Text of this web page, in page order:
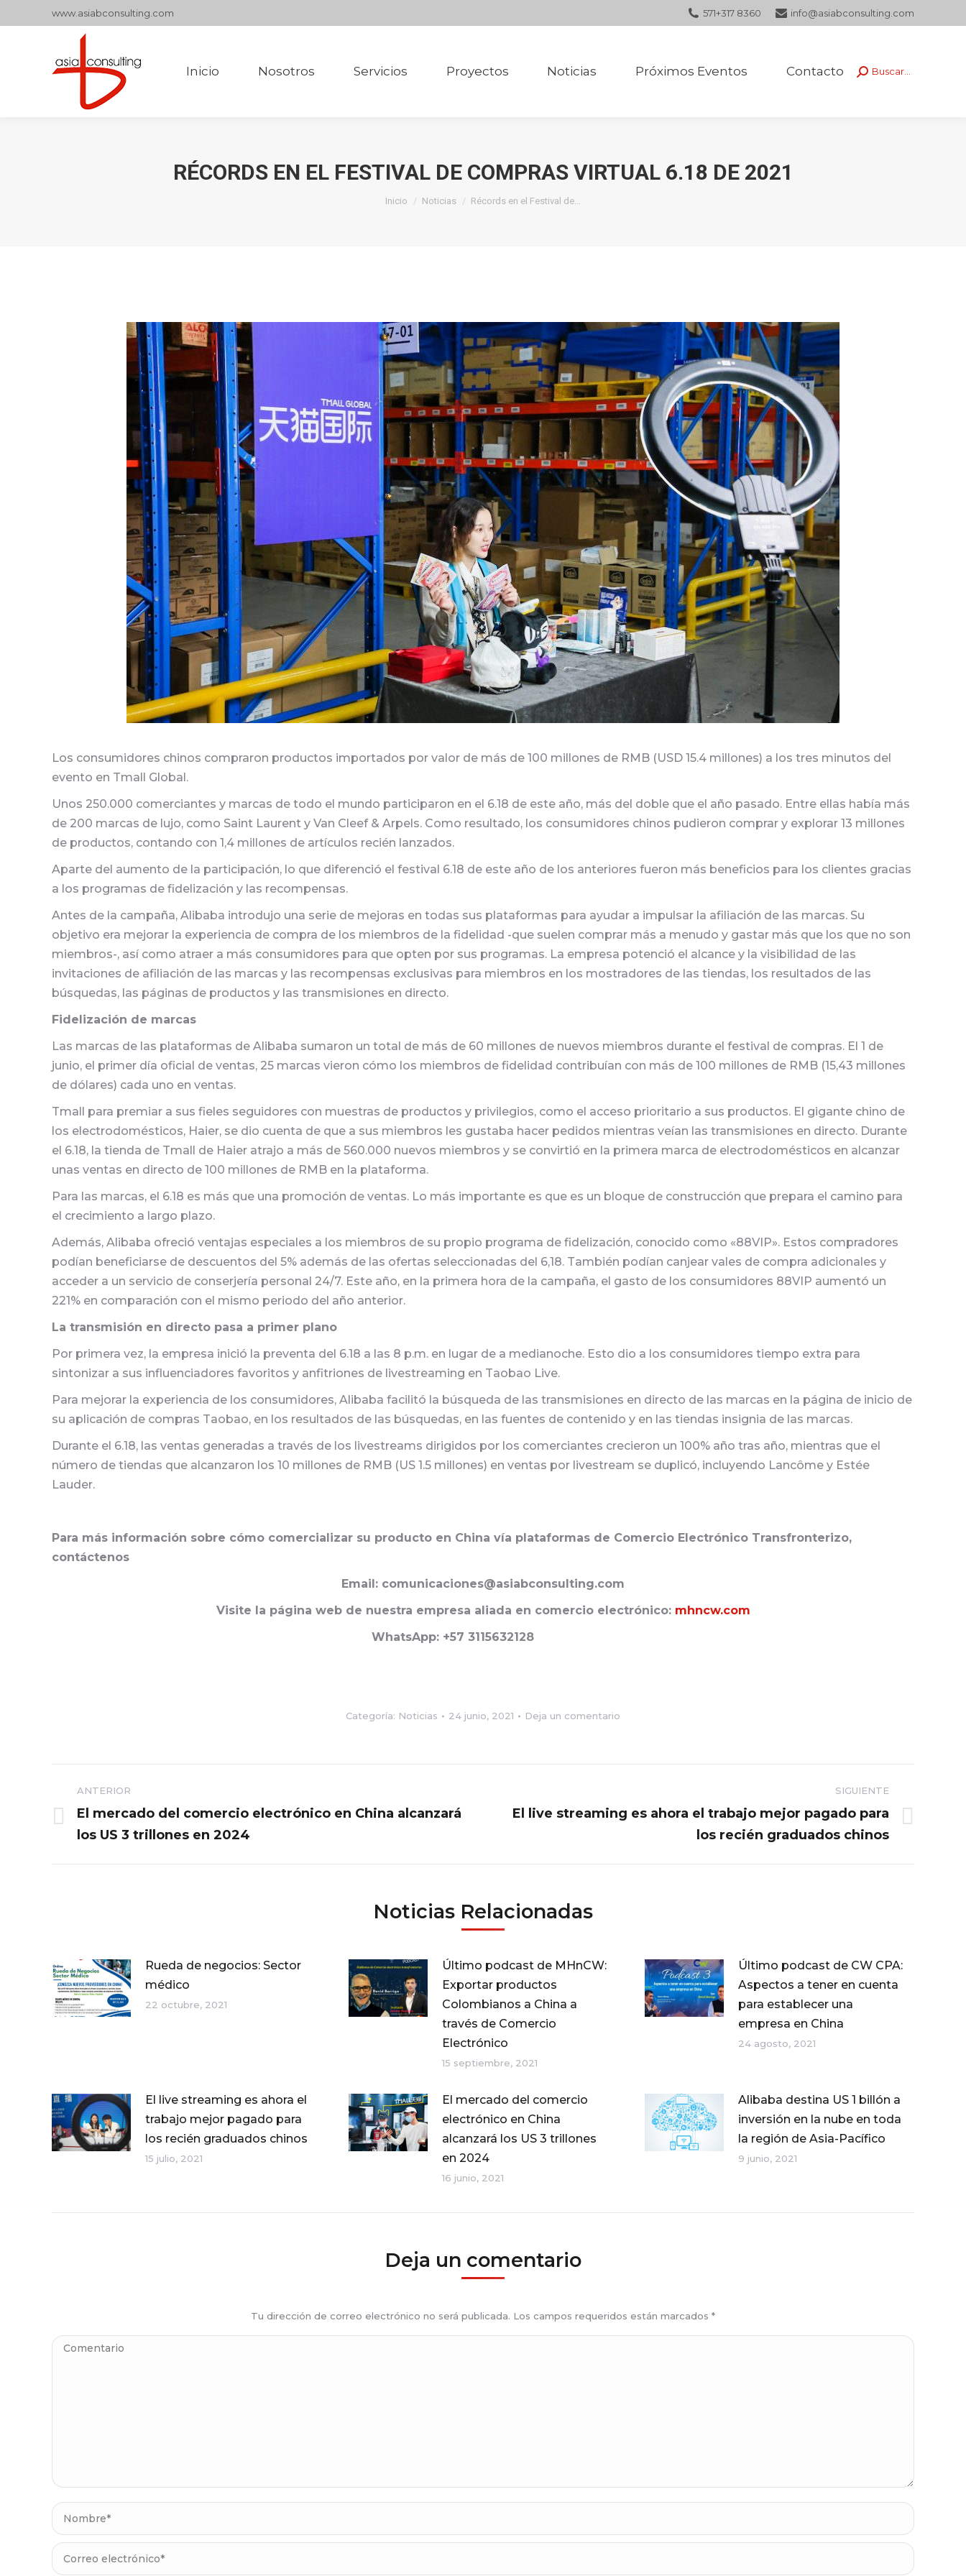
www.asiabconsulting.com 571+317 8360 info@asiabconsulting.com
Inicio Nosotros Servicios Proyectos Noticias Próximos Eventos Contacto Buscar:
Buscar...
RÉCORDS EN EL FESTIVAL DE COMPRAS VIRTUAL 6.18 DE 2021
Estás aquí:
Inicio Noticias Récords en el Festival de…
Los consumidores chinos compraron productos importados por valor de más de 100 millones de RMB (USD 15.4 millones) a los tres minutos del
evento en Tmall Global.
Unos 250.000 comerciantes y marcas de todo el mundo participaron en el 6.18 de este año, más del doble que el año pasado. Entre ellas había más
de 200 marcas de lujo, como Saint Laurent y Van Cleef & Arpels. Como resultado, los consumidores chinos pudieron comprar y explorar 13 millones
de productos, contando con 1,4 millones de artículos recién lanzados.
Aparte del aumento de la participación, lo que diferenció el festival 6.18 de este año de los anteriores fueron más beneficios para los clientes gracias
a los programas de fidelización y las recompensas.
Antes de la campaña, Alibaba introdujo una serie de mejoras en todas sus plataformas para ayudar a impulsar la afiliación de las marcas. Su
objetivo era mejorar la experiencia de compra de los miembros de la fidelidad -que suelen comprar más a menudo y gastar más que los que no son
miembros-, así como atraer a más consumidores para que opten por sus programas. La empresa potenció el alcance y la visibilidad de las
invitaciones de afiliación de las marcas y las recompensas exclusivas para miembros en los mostradores de las tiendas, los resultados de las
búsquedas, las páginas de productos y las transmisiones en directo.
Fidelización de marcas
Las marcas de las plataformas de Alibaba sumaron un total de más de 60 millones de nuevos miembros durante el festival de compras. El 1 de
junio, el primer día oficial de ventas, 25 marcas vieron cómo los miembros de fidelidad contribuían con más de 100 millones de RMB (15,43 millones
de dólares) cada uno en ventas.
Tmall para premiar a sus fieles seguidores con muestras de productos y privilegios, como el acceso prioritario a sus productos. El gigante chino de
los electrodomésticos, Haier, se dio cuenta de que a sus miembros les gustaba hacer pedidos mientras veían las transmisiones en directo. Durante
el 6.18, la tienda de Tmall de Haier atrajo a más de 560.000 nuevos miembros y se convirtió en la primera marca de electrodomésticos en alcanzar
unas ventas en directo de 100 millones de RMB en la plataforma.
Para las marcas, el 6.18 es más que una promoción de ventas. Lo más importante es que es un bloque de construcción que prepara el camino para
el crecimiento a largo plazo.
Además, Alibaba ofreció ventajas especiales a los miembros de su propio programa de fidelización, conocido como «88VIP». Estos compradores
podían beneficiarse de descuentos del 5% además de las ofertas seleccionadas del 6,18. También podían canjear vales de compra adicionales y
acceder a un servicio de conserjería personal 24/7. Este año, en la primera hora de la campaña, el gasto de los consumidores 88VIP aumentó un
221% en comparación con el mismo periodo del año anterior.
La transmisión en directo pasa a primer plano
Por primera vez, la empresa inició la preventa del 6.18 a las 8 p.m. en lugar de a medianoche. Esto dio a los consumidores tiempo extra para
sintonizar a sus influenciadores favoritos y anfitriones de livestreaming en Taobao Live.
Para mejorar la experiencia de los consumidores, Alibaba facilitó la búsqueda de las transmisiones en directo de las marcas en la página de inicio de
su aplicación de compras Taobao, en los resultados de las búsquedas, en las fuentes de contenido y en las tiendas insignia de las marcas.
Durante el 6.18, las ventas generadas a través de los livestreams dirigidos por los comerciantes crecieron un 100% año tras año, mientras que el
número de tiendas que alcanzaron los 10 millones de RMB (US 1.5 millones) en ventas por livestream se duplicó, incluyendo Lancôme y Estée
Lauder.
Para más información sobre cómo comercializar su producto en China vía plataformas de Comercio Electrónico Transfronterizo,
contáctenos
Email: comunicaciones@asiabconsulting.com
Visite la página web de nuestra empresa aliada en comercio electrónico: mhncw.com
WhatsApp: +57 3115632128
Categoría: Noticias 24 junio, 2021 Deja un comentario
Navegación
entre
publicaciones
ANTERIOR
anterior:
El mercado del comercio electrónico en China alcanzará
los US 3 trillones en 2024
SIGUIENTE
El live streaming es ahora el trabajo mejor pagado para
los recién graduados chinos
Noticias Relacionadas
Rueda de negocios: Sector
médico
22 octubre, 2021
Último podcast de MHnCW:
Exportar productos
Colombianos a China a
través de Comercio
Electrónico
15 septiembre, 2021
Último podcast de CW CPA:
Aspectos a tener en cuenta
para establecer una
empresa en China
24 agosto, 2021
El live streaming es ahora el
trabajo mejor pagado para
los recién graduados chinos
15 julio, 2021
El mercado del comercio
electrónico en China
alcanzará los US 3 trillones
en 2024
16 junio, 2021
Alibaba destina US 1 billón a
inversión en la nube en toda
la región de Asia-Pacífico
9 junio, 2021
Deja un comentario
Tu dirección de correo electrónico no será publicada. Los campos requeridos están marcados *
Comentario
Nombre *
Correo electrónico *